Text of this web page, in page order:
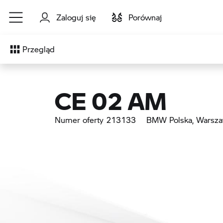
Przejdź do głównej treści
Zaloguj się Porównaj
Przegląd
CE 02 AM
Numer oferty 213133 BMW Polska,